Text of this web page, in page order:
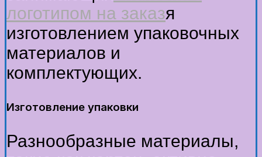
логотипом на заказя
изготовлением упаковочных
материалов и
комплектующих.
Изготовление упаковки
Разнообразные материалы,